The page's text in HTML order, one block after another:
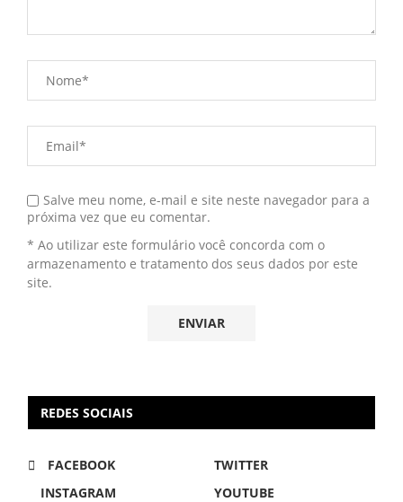
Salve meu nome, e-mail e site neste navegador para a
próxima vez que eu comentar.
* Ao utilizar este formulário você concorda com o
armazenamento e tratamento dos seus dados por este
site.
REDES SOCIAIS
FACEBOOK
TWITTER
INSTAGRAM
YOUTUBE